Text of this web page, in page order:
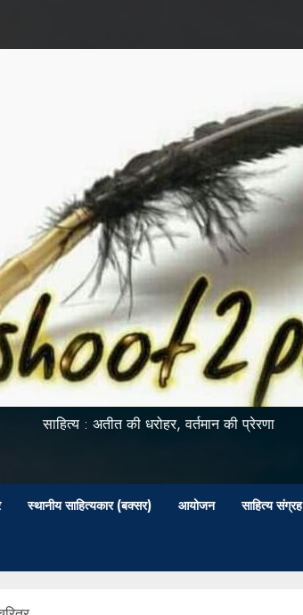
साहित्य : अतीत की धरोहर, वर्तमान की प्रेरणा
स्थानीय साहित्यकार (बक्सर) आयोजन साहित्य संग्रह